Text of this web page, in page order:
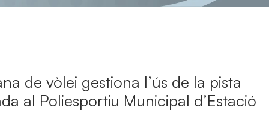
de vòlei gestiona l’ús de la pista
al Poliesportiu Municipal d’Estació